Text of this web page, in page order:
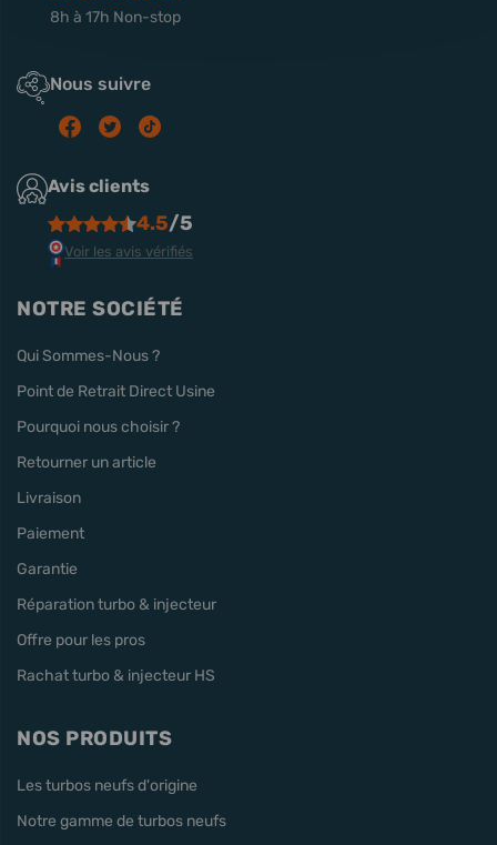
8h à 17h Non-stop
Nous suivre
Avis clients
4.5/5
Voir les avis vérifiés
NOTRE SOCIÉTÉ
Qui Sommes-Nous ?
Point de Retrait Direct Usine
Pourquoi nous choisir ?
Retourner un article
Livraison
Paiement
Garantie
Réparation turbo & injecteur
Offre pour les pros
Rachat turbo & injecteur HS
NOS PRODUITS
Les turbos neufs d'origine
Notre gamme de turbos neufs